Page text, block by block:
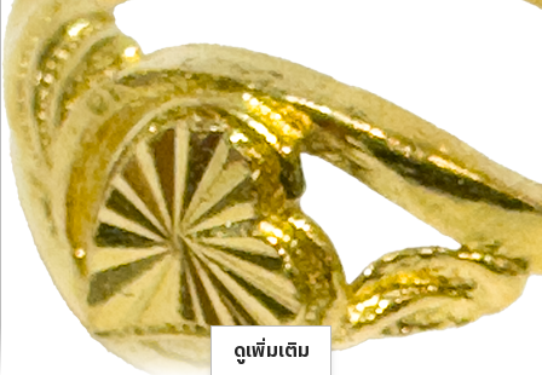
ดูเพิ่มเติม